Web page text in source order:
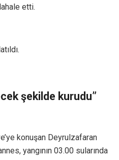
etti.
şekilde kurudu”
konuşan Deyrulzafaran
yangının 03.00 sularında